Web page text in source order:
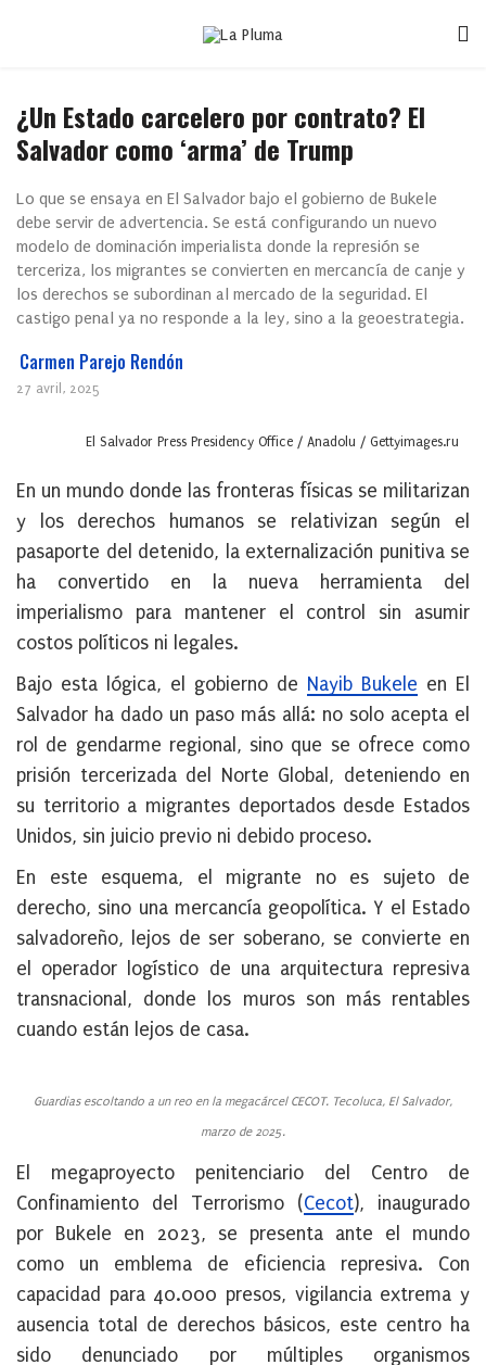
¿Un Estado carcelero por contrato? El
Salvador como ‘arma’ de Trump
Lo que se ensaya en El Salvador bajo el gobierno de Bukele
debe servir de advertencia. Se está configurando un nuevo
modelo de dominación imperialista donde la represión se
terceriza, los migrantes se convierten en mercancía de canje y
los derechos se subordinan al mercado de la seguridad. El
castigo penal ya no responde a la ley, sino a la geoestrategia.
Carmen Parejo Rendón
27 avril, 2025
El Salvador Press Presidency Office / Anadolu / Gettyimages.ru
En un mundo donde las fronteras físicas se militarizan
y los derechos humanos se relativizan según el
pasaporte del detenido, la externalización punitiva se
ha convertido en la nueva herramienta del
imperialismo para mantener el control sin asumir
costos políticos ni legales.
Bajo esta lógica, el gobierno de Nayib Bukele en El
Salvador ha dado un paso más allá: no solo acepta el
rol de gendarme regional, sino que se ofrece como
prisión tercerizada del Norte Global , deteniendo en
su territorio a migrantes deportados desde Estados
Unidos, sin juicio previo ni debido proceso.
En este esquema, el migrante no es sujeto de
derecho, sino una mercancía geopolítica. Y el Estado
salvadoreño, lejos de ser soberano, se convierte en
el operador logístico de una arquitectura represiva
transnacional, donde los muros son más rentables
cuando están lejos de casa.
Guardias escoltando a un reo en la megacárcel CECOT. Tecoluca, El Salvador,
marzo de 2025.
El megaproyecto penitenciario del Centro de
Confinamiento del Terrorismo (Cecot), inaugurado
por Bukele en 2023, se presenta ante el mundo
como un emblema de eficiencia represiva. Con
capacidad para 40.000 presos, vigilancia extrema y
ausencia total de derechos básicos, este centro ha
sido denunciado por múltiples organismos